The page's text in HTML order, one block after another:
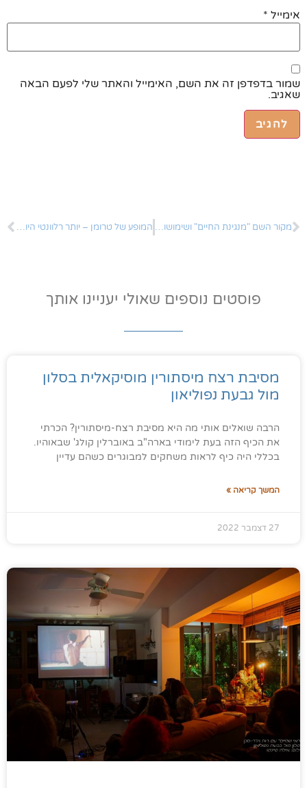
אימייל *
שמור בדפדפן זה את השם, האימייל והאתר שלי לפעם הבאה
שאגיב.
מקור השם "מנגינת החיים" ושימושו בספרות ובאמנות המופע של טרומן – יותר רלוונטי היום מאי פעם!
פוסטים נוספים שאולי יעניינו אותך
מסיבת רצח מיסתורין מוסיקאלית בסלון
מול גבעת נפוליאון
הרבה שואלים אותי מה היא מסיבת רצח-מיסתורין? הכרתי
את הכיף הזה בעת לימודי בארה"ב באוברלין קולג' שבאוהיו.
בכללי היה כיף לראות משחקים למבוגרים כשהם עדיין
המשך קריאה »
27 דצמבר 2022